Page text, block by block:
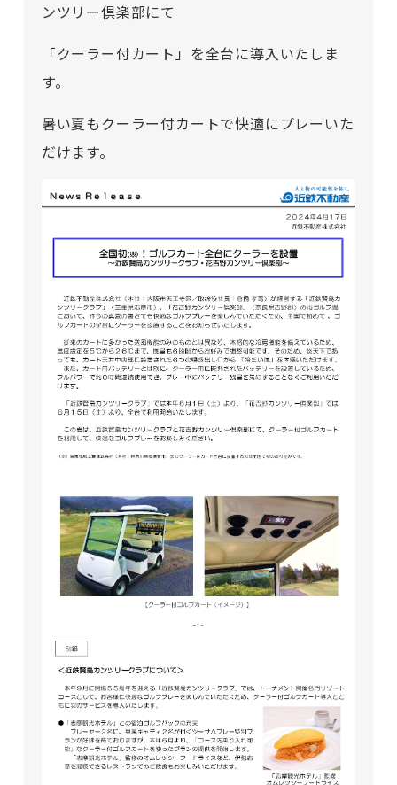
ンツリー倶楽部にて
「クーラー付カート」を全台に導入いたしま
す。
暑い夏もクーラー付カートで快適にプレーいた
だけます。